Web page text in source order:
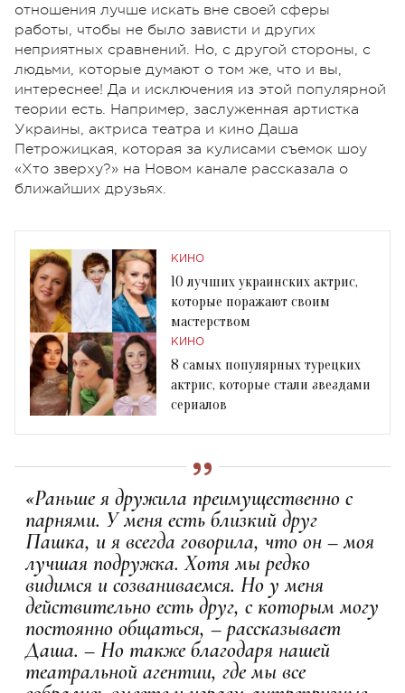
отношения лучше искать вне своей сферы
работы, чтобы не было зависти и других
неприятных сравнений. Но, с другой стороны, с
людьми, которые думают о том же, что и вы,
интереснее! Да и исключения из этой популярной
теории есть. Например, заслуженная артистка
Украины, актриса театра и кино Даша
Петрожицкая, которая за кулисами съемок шоу
«Хто зверху?» на Новом канале рассказала о
ближайших друзьях.
КИНО
10 лучших украинских актрис,
которые поражают своим
мастерством
КИНО
8 самых популярных турецких
актрис, которые стали звездами
сериалов
«Раньше я дружила преимущественно с
парнями. У меня есть близкий друг
Пашка, и я всегда говорила, что он – моя
лучшая подружка. Хотя мы редко
видимся и созваниваемся. Но у меня
действительно есть друг, с которым могу
постоянно общаться, – рассказывает
Даша. – Но также благодаря нашей
театральной агентии, где мы все